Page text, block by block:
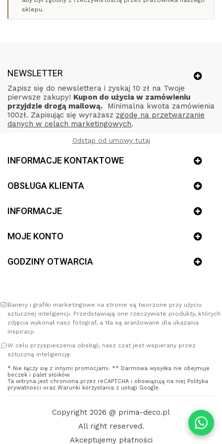
sklepu.
NEWSLETTER
Zapisz się do newslettera i zyskaj 10 zł na Twoje
pierwsze zakupy! Kupon do użycia w zamówieniu
przyjdzie drogą mailową. Minimalna kwota zamówienia
100zł. Zapisując się wyrażasz zgodę na przetwarzanie
danych w celach marketingowych.
Odstąp od umowy tutaj
INFORMACJE KONTAKTOWE
OBSŁUGA KLIENTA
INFORMACJE
MOJE KONTO
GODZINY OTWARCIA
Banery i grafiki marketingowe na stronie są tworzone przy użyciu
sztucznej inteligencji. Przedstawiają one rzeczywiste produkty, których
zdjęcia wykonał nasz fotograf, a tła są aranżowane dla ukazania
inspiracji.
W celu przyspieszenia obsługi, nasz czat jest wspierany przez
sztuczną inteligencję.
* Nie łączy się z innymi promocjami. ** Darmowa wysyłka nie obejmuje
beczek i palet słoików.
Ta witryna jest chroniona przez reCAPTCHA i obowiązują na niej Polityka
prywatności oraz Warunki korzystania z usługi Google.
Copyright 2026 @ prima-deco.pl
All right reserved.
Akceptujemy płatności